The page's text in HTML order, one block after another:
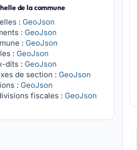
de la commune
: GeoJson
: GeoJson
: GeoJson
: GeoJson
dits : GeoJson
de section : GeoJson
: GeoJson
fiscales : GeoJson